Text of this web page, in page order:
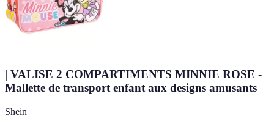
| VALISE 2 COMPARTIMENTS MINNIE ROSE -
Mallette de transport enfant aux designs amusants
Shein